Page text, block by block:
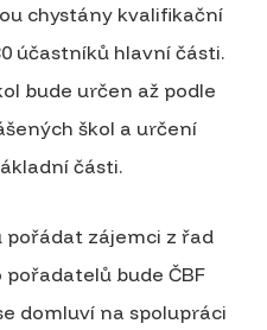
chystány kvalifikační
účastníků hlavní části.
bude určen až podle
škol a určení
části.
pořádat zájemci z řad
bude ČBF
domluví na spolupráci